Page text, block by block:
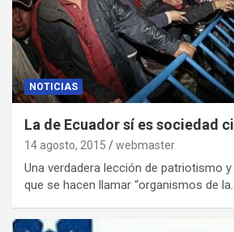
NOTICIAS
La de Ecuador sí es sociedad
14 agosto, 2015 webmaster
Una verdadera lección de patriotismo
que se hacen llamar “organismos de